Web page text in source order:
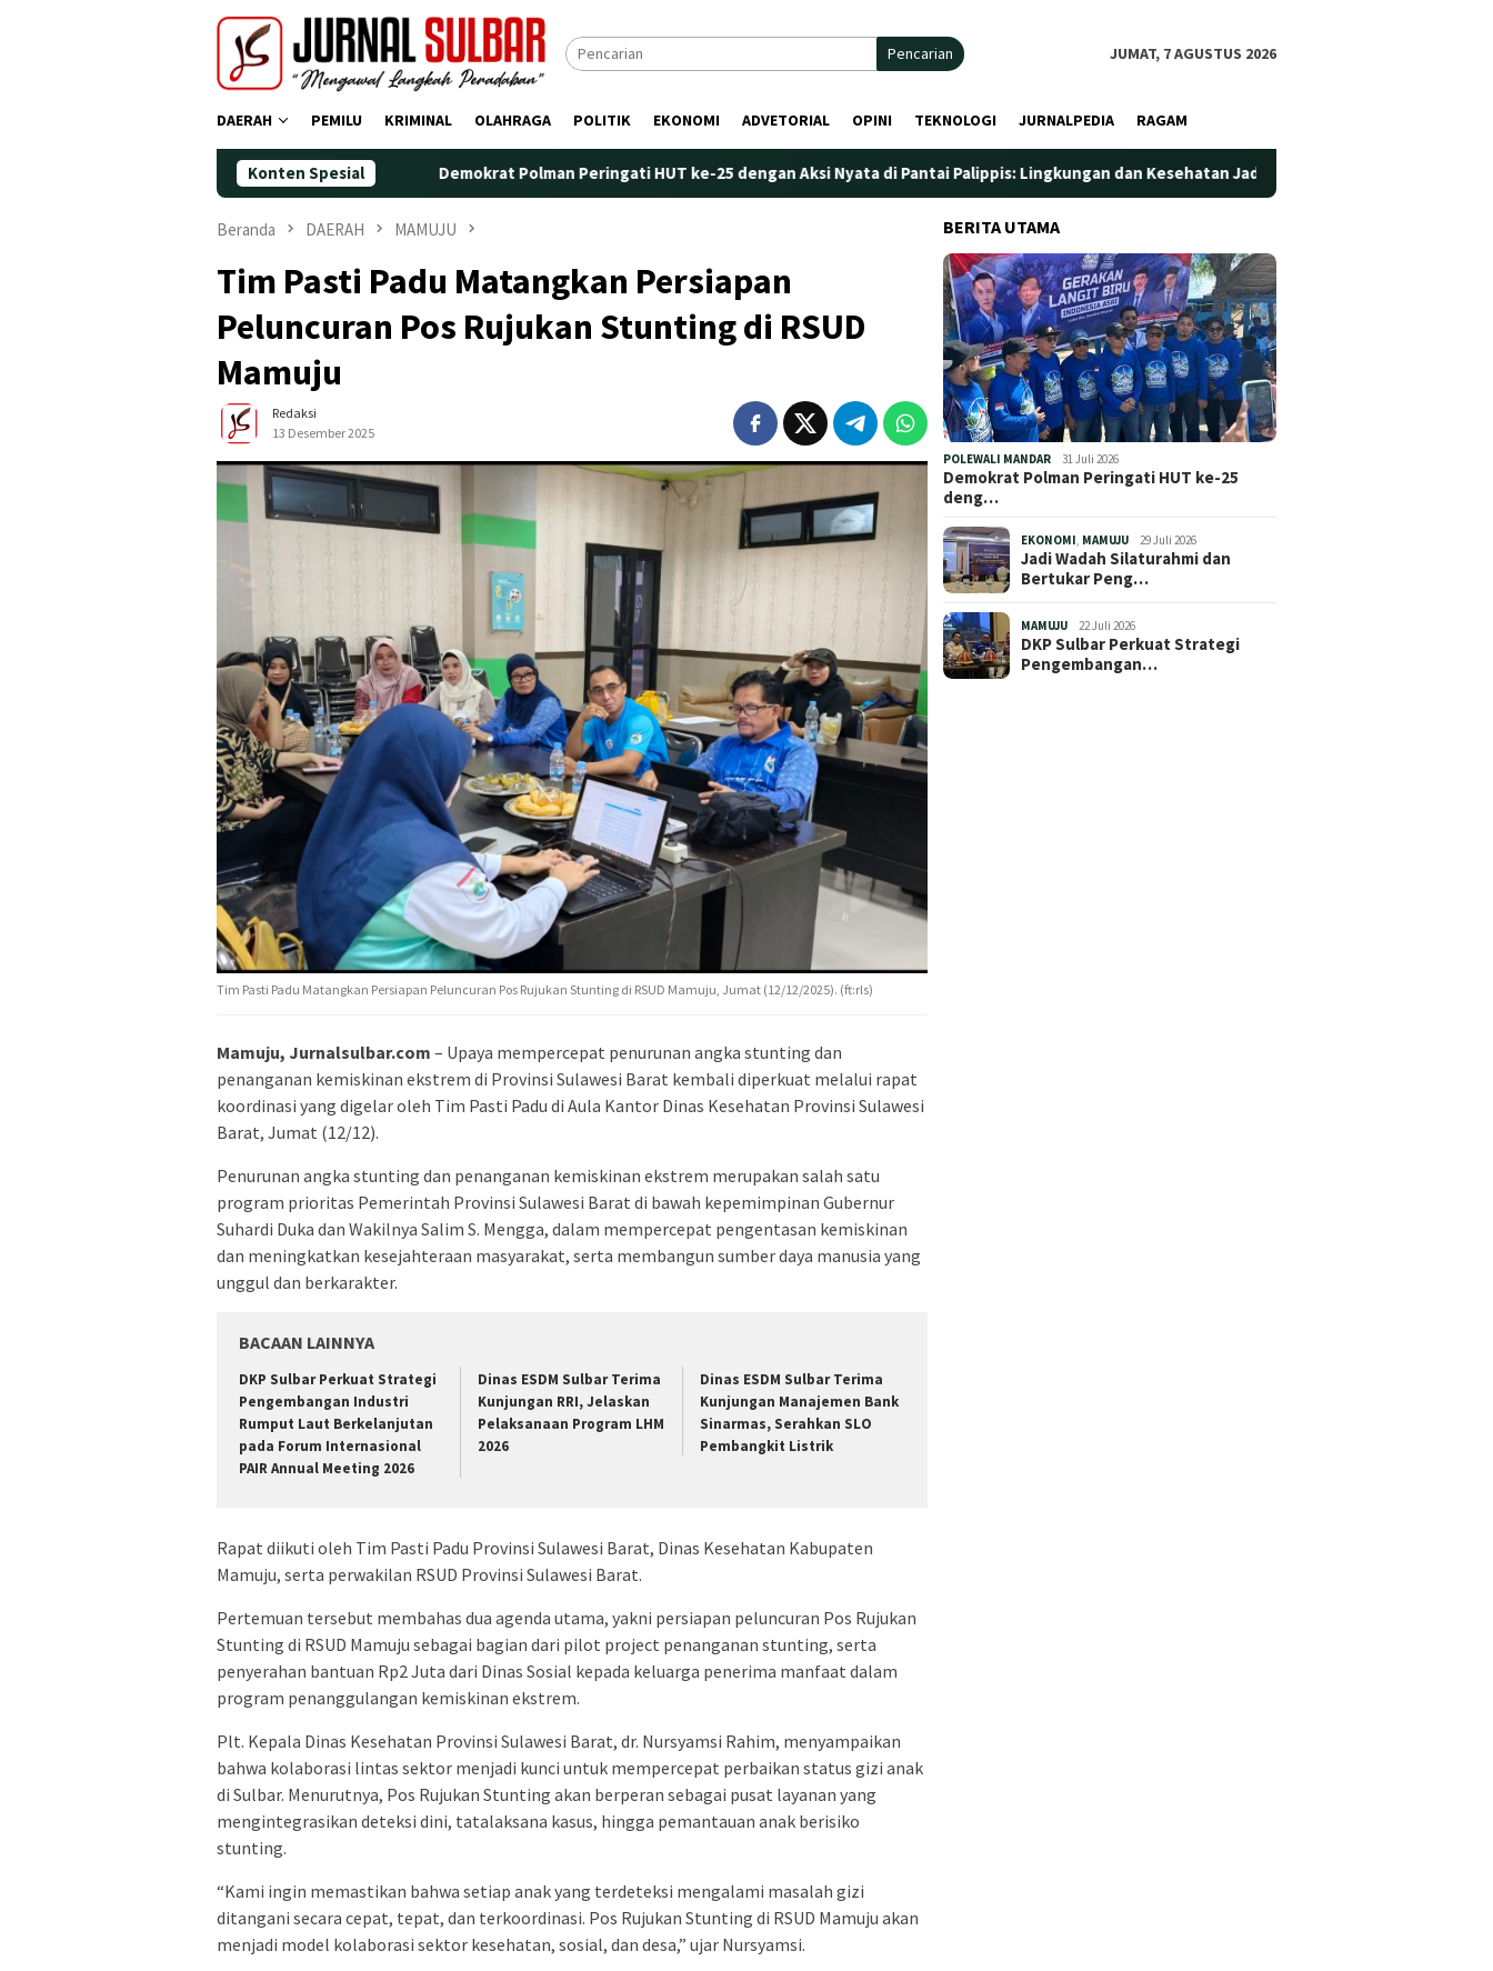
Pencarian JUMAT, 7 AGUSTUS 2026
DAERAH PEMILU KRIMINAL OLAHRAGA POLITIK EKONOMI ADVETORIAL OPINI TEKNOLOGI JURNALPEDIA RAGAM
Konten SpesialDemokrat Polman Peringati HUT ke-25 dengan Aksi Nyata di Pantai Palippis: Lingkungan dan Kesehatan Jadi Prioritas
Beranda DAERAH MAMUJU
Tim Pasti Padu Matangkan Persiapan
Peluncuran Pos Rujukan Stunting di RSUD
Mamuju
Redaksi
13 Desember 2025
Tim Pasti Padu Matangkan Persiapan Peluncuran Pos Rujukan Stunting di RSUD Mamuju, Jumat (12/12/2025). (ft:rls)
Mamuju, Jurnalsulbar.com – Upaya mempercepat penurunan angka stunting dan
penanganan kemiskinan ekstrem di Provinsi Sulawesi Barat kembali diperkuat melalui rapat
koordinasi yang digelar oleh Tim Pasti Padu di Aula Kantor Dinas Kesehatan Provinsi Sulawesi
Barat, Jumat (12/12).
Penurunan angka stunting dan penanganan kemiskinan ekstrem merupakan salah satu
program prioritas Pemerintah Provinsi Sulawesi Barat di bawah kepemimpinan Gubernur
Suhardi Duka dan Wakilnya Salim S. Mengga, dalam mempercepat pengentasan kemiskinan
dan meningkatkan kesejahteraan masyarakat, serta membangun sumber daya manusia yang
unggul dan berkarakter.
BACAAN LAINNYA
DKP Sulbar Perkuat Strategi
Pengembangan Industri
Rumput Laut Berkelanjutan
pada Forum Internasional
PAIR Annual Meeting 2026
Dinas ESDM Sulbar Terima
Kunjungan RRI, Jelaskan
Pelaksanaan Program LHM
2026
Dinas ESDM Sulbar Terima
Kunjungan Manajemen Bank
Sinarmas, Serahkan SLO
Pembangkit Listrik
Rapat diikuti oleh Tim Pasti Padu Provinsi Sulawesi Barat, Dinas Kesehatan Kabupaten
Mamuju, serta perwakilan RSUD Provinsi Sulawesi Barat.
Pertemuan tersebut membahas dua agenda utama, yakni persiapan peluncuran Pos Rujukan
Stunting di RSUD Mamuju sebagai bagian dari pilot project penanganan stunting, serta
penyerahan bantuan Rp2 Juta dari Dinas Sosial kepada keluarga penerima manfaat dalam
program penanggulangan kemiskinan ekstrem.
Plt. Kepala Dinas Kesehatan Provinsi Sulawesi Barat, dr. Nursyamsi Rahim, menyampaikan
bahwa kolaborasi lintas sektor menjadi kunci untuk mempercepat perbaikan status gizi anak
di Sulbar. Menurutnya, Pos Rujukan Stunting akan berperan sebagai pusat layanan yang
mengintegrasikan deteksi dini, tatalaksana kasus, hingga pemantauan anak berisiko
stunting.
“Kami ingin memastikan bahwa setiap anak yang terdeteksi mengalami masalah gizi
ditangani secara cepat, tepat, dan terkoordinasi. Pos Rujukan Stunting di RSUD Mamuju akan
menjadi model kolaborasi sektor kesehatan, sosial, dan desa,” ujar Nursyamsi.
BERITA UTAMA
POLEWALI MANDAR 31 Juli 2026
Demokrat Polman Peringati HUT ke-25
deng…
EKONOMI MAMUJU 29 Juli 2026
Jadi Wadah Silaturahmi dan
Bertukar Peng…
MAMUJU 22 Juli 2026
DKP Sulbar Perkuat Strategi
Pengembangan…